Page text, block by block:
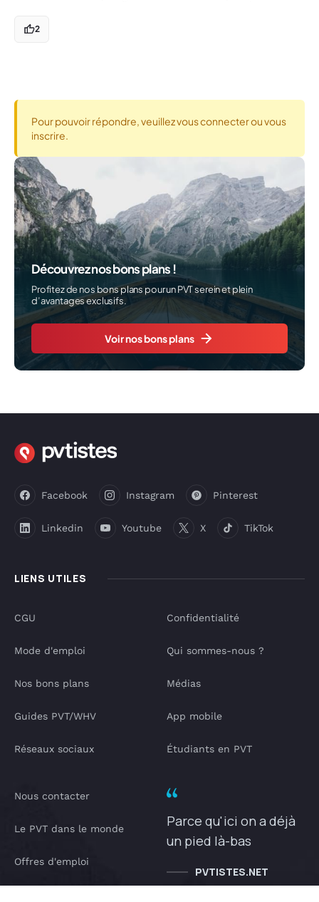
2
Pour pouvoir répondre, veuillez vous connecter ou vous
inscrire.
Découvrez nos bons plans !
Profitez de nos bons plans pour un PVT serein et plein
d’avantages exclusifs.
Voir nos bons plans
LIENS UTILES
Facebook Instagram Pinterest
Linkedin Youtube X TikTok
CGU
Mode d'emploi
Nos bons plans
Guides PVT/WHV
Réseaux sociaux
Confidentialité
Qui sommes-nous ?
Médias
App mobile
Étudiants en PVT
Nous contacter
Le PVT dans le monde
Offres d'emploi
Parce qu'ici on a déjà
un pied là-bas
PVTISTES.NET